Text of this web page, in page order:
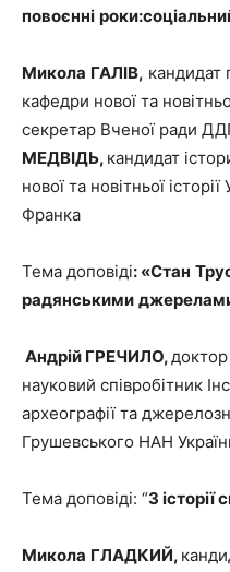
повоєнні роки:
Микола ГАЛІВ, кандидат
кафедри нової та
секретар Вченої ради
МЕДВІДЬ, кандидат
нової та новітньої
Франка
Тема доповіді: «Стан
радянськими
Андрій ГРЕЧИЛО,
науковий співробітник
археографії та
Грушевського НАН
Тема доповіді: “З історії
Микола ГЛАДКИЙ,